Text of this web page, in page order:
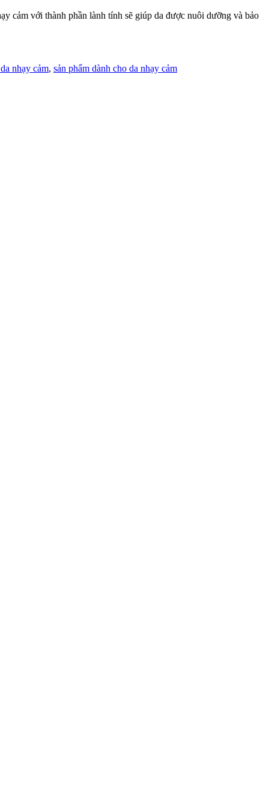
cảm với thành phần lành tính sẽ giúp da được nuôi dưỡng và bảo
nhạy cảm, sản phẩm dành cho da nhạy cảm